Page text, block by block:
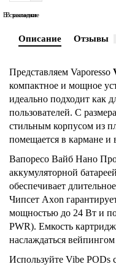
В закладки
В сравнение
Описание Отзывы
Представляем Vaporesso
компактное и мощное
идеально подходит как
пользователей. С
стильным корпусом из
помещается в кармане и
Вапоресо Вайб Нано
аккумуляторной
обеспечивает
Чипсет Axon
мощностью до 24 Вт и
PWR). Емкость
наслаждаться вейпингом
Используйте Vibe PODs